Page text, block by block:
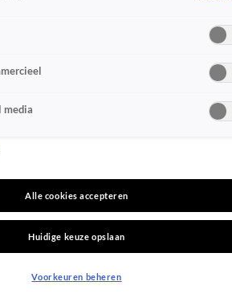
Island-ster
nieuws over
media
Alle cookies accepteren
Huidige keuze opslaan
Voorkeuren beheren